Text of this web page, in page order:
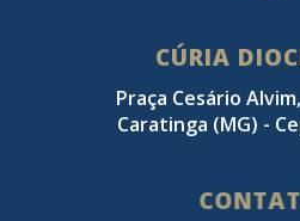
CÚRIA
Praça Cesário
Caratinga (MG) -